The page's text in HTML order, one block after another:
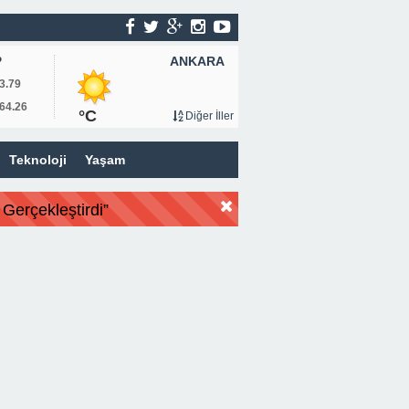
ANKARA
°C Diğer İller
Teknoloji Yaşam